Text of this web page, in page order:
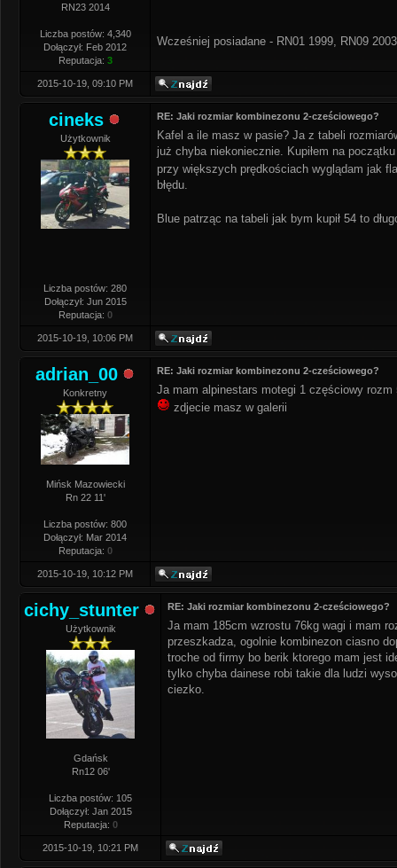
RN23 2014
Liczba postów: 4,340
Dołączył: Feb 2012
Reputacja: 3
Wcześniej posiadane - RN01 1999, RN09
2015-10-19, 09:10 PM
cineks
Użytkownik
Liczba postów: 280
Dołączył: Jun 2015
Reputacja: 0
RE: Jaki rozmiar kombinezonu 2-cześciowego?
Kafel a ile masz w pasie? Ja z tabeli
już chyba niekoniecznie. Kupiłem na
przy większych prędkościach wyglądam jak
błędu.
Blue patrząc na tabeli jak bym kupił 54 to
2015-10-19, 10:06 PM
adrian_00
Konkretny
Mińsk Mazowiecki
Rn 22 11'
Liczba postów: 800
Dołączył: Mar 2014
Reputacja: 0
RE: Jaki rozmiar kombinezonu 2-cześciowego?
Ja mam alpinestars motegi 1 częściowy rozm
zdjecie masz w galerii
2015-10-19, 10:12 PM
cichy_stunter
Użytkownik
Gdańsk
Rn12 06'
Liczba postów: 105
Dołączył: Jan 2015
Reputacja: 0
RE: Jaki rozmiar kombinezonu 2-cześciowego?
Ja mam 185cm wzrostu 76kg wagi i mam
przeszkadza, ogolnie kombinezon ciasno
troche od firmy bo berik ktorego mam jest
tylko chyba dainese robi takie dla ludzi
ciezko.
2015-10-19, 10:21 PM